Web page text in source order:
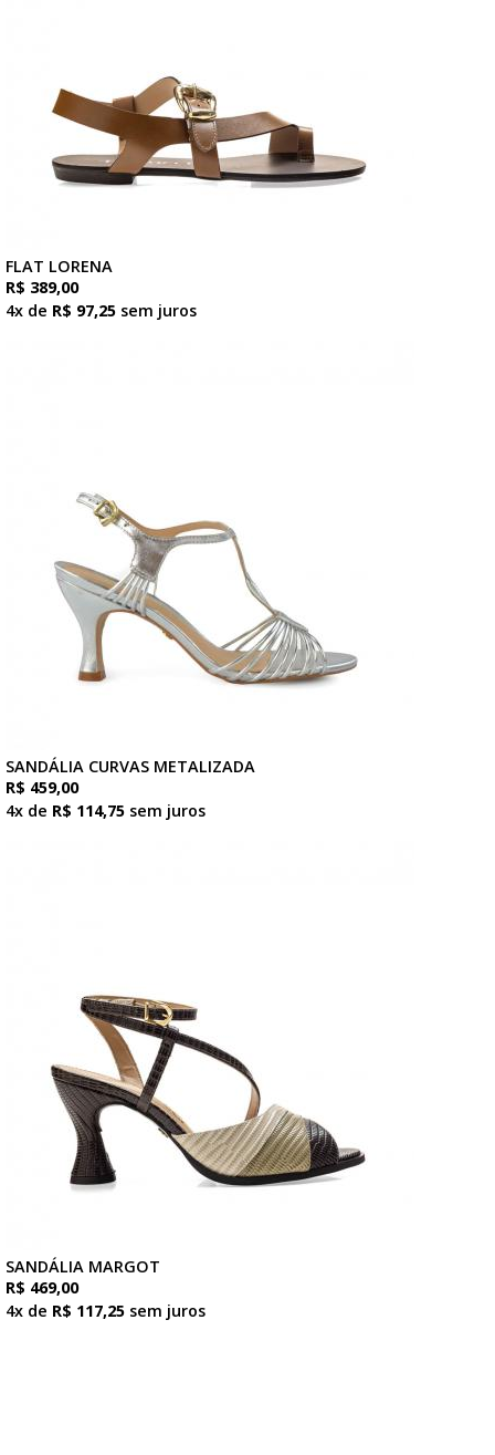
FLAT LORENA
R$ 389,00
4x de R$ 97,25 sem juros
SANDÁLIA CURVAS METALIZADA
R$ 459,00
4x de R$ 114,75 sem juros
SANDÁLIA MARGOT
R$ 469,00
4x de R$ 117,25 sem juros